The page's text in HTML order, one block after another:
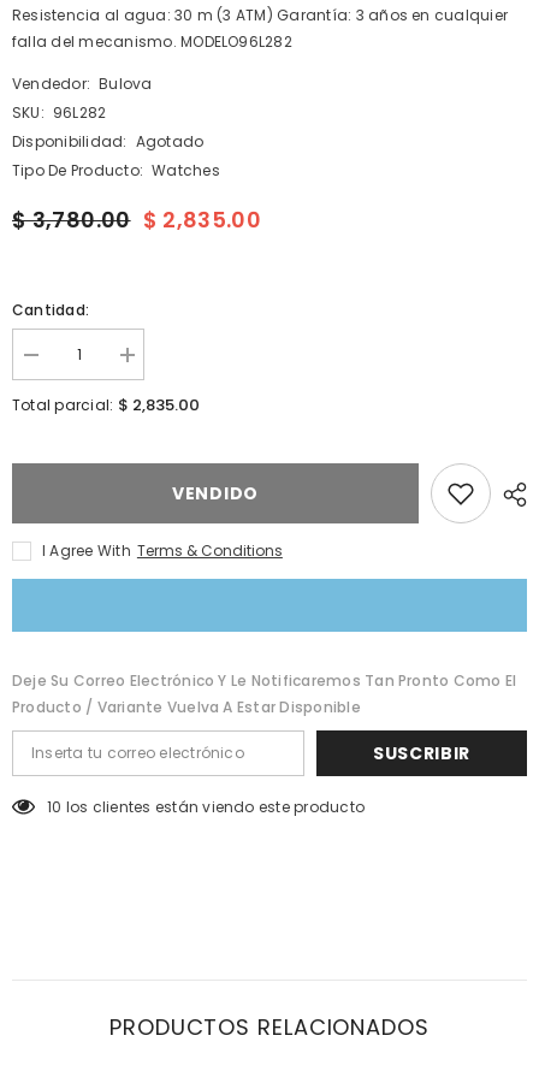
Resistencia al agua: 30 m (3 ATM) Garantía: 3 años en cualquier
falla del mecanismo. MODELO96L282
Vendedor: Bulova
SKU: 96L282
Disponibilidad: Agotado
Tipo De Producto: Watches
$ 3,780.00 $ 2,835.00
Cantidad:
Error:
Missing
interpolation
cantidad
de
{{
producto
I18n
Error:
Missing
interpolation
&quot;Aumentar
cantidad
de
{{
producto
Total parcial: $ 2,835.00
VENDIDO
I Agree With Terms & Conditions
Deje Su Correo Electrónico Y Le Notificaremos Tan Pronto Como El
Producto / Variante Vuelva A Estar Disponible
SUSCRIBIR
200 los clientes están viendo este producto
PRODUCTOS RELACIONADOS